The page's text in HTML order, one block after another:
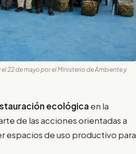
22 de mayo por el Ministerio de Ambiente y
ecológica en la
de las acciones orientadas a
espacios de uso productivo para